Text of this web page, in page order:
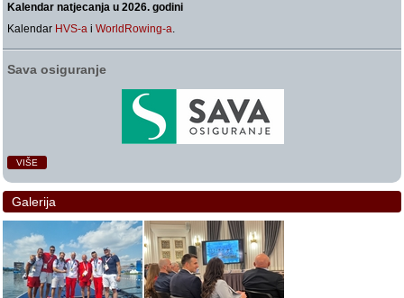
Kalendar natjecanja u 2026. godini
Kalendar HVS-a iWorldRowing-a.
Sava osiguranje
VIŠE
Galerija